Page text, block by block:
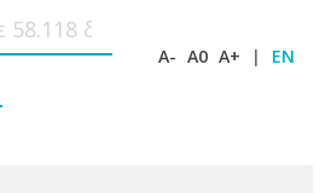
A- A0 A+ | EN